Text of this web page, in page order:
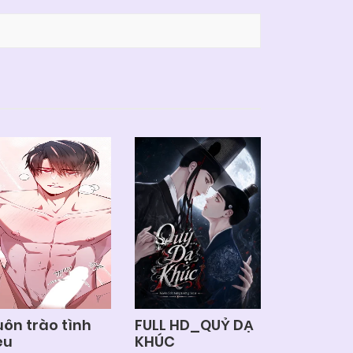
trào tình
FULL HD_QUỶ DẠ
KHÚC